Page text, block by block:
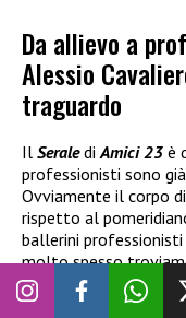
Da allievo a
Alessio
traguardo
Il SeralediAmici 23 è
professionisti sono
Ovviamente il corpo
rispetto al
ballerini
molto spesso
questi anni sono stati